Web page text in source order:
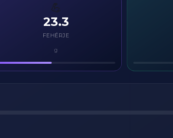
💪
23.3
FEHÉRJE
g